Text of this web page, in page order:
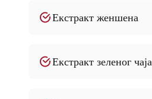
Екстракт женшена
Екстракт зеленог чаја